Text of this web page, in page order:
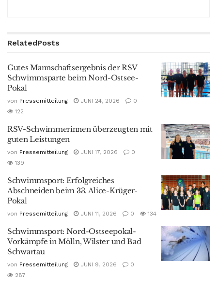
RelatedPosts
Gutes Mannschaftsergebnis der RSV
Schwimmsparte beim Nord-Ostsee-
Pokal
von Pressemitteilung JUNI 24, 2026
0
122
RSV-Schwimmerinnen überzeugten mit
guten Leistungen
von Pressemitteilung JUNI 17, 2026
0
139
Schwimmsport: Erfolgreiches
Abschneiden beim 33. Alice-Krüger-
Pokal
von Pressemitteilung JUNI 11, 2026 0 134
Schwimmsport: Nord-Ostseepokal-
Vorkämpfe in Mölln, Wilster und Bad
Schwartau
von Pressemitteilung JUNI 9, 2026
0
287